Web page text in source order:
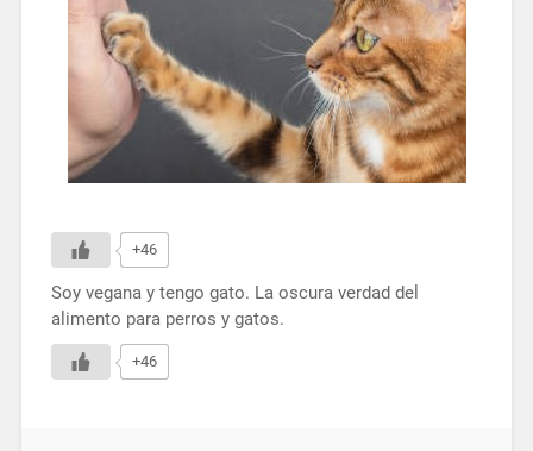
+46
Soy vegana y tengo gato. La oscura verdad del
alimento para perros y gatos.
+46